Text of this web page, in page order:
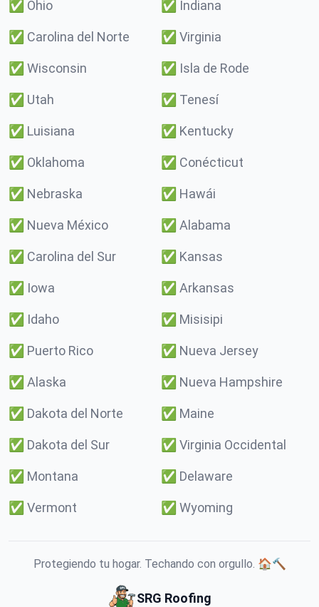
✅ Ohio ✅ Indiana
✅ Carolina del Norte ✅ Virginia
✅ Wisconsin ✅ Isla de Rode
✅ Utah ✅ Tenesí
✅ Luisiana ✅ Kentucky
✅ Oklahoma ✅ Conécticut
✅ Nebraska ✅ Hawái
✅ Nueva México ✅ Alabama
✅ Carolina del Sur ✅ Kansas
✅ Iowa ✅ Arkansas
✅ Idaho ✅ Misisipi
✅ Puerto Rico ✅ Nueva Jersey
✅ Alaska ✅ Nueva Hampshire
✅ Dakota del Norte ✅ Maine
✅ Dakota del Sur ✅ Virginia Occidental
✅ Montana ✅ Delaware
✅ Vermont ✅ Wyoming
Protegiendo tu hogar. Techando con orgullo. 🏠🔨
SRG Roofing